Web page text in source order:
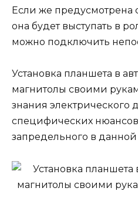
Если же предусмотрена
она будет выступать в
можно подключить
Установка планшета в
магнитолы своими
знания электрического
специфических
запредельного в